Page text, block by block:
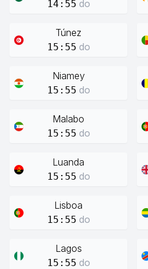
14:55 do
Túnez
15:55 do
Niamey
15:55 do
Malabo
15:55 do
Luanda
15:55 do
Lisboa
15:55 do
Lagos
15:55 do